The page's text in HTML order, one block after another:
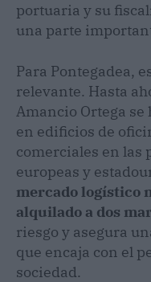
portuaria y su
una parte
Para Pontegadea,
relevante. Hasta
Amancio Ortega
en edificios de
comerciales en las
europeas y
mercado logístico
alquilado a dos
riesgo y asegura
que encaja con el
sociedad.